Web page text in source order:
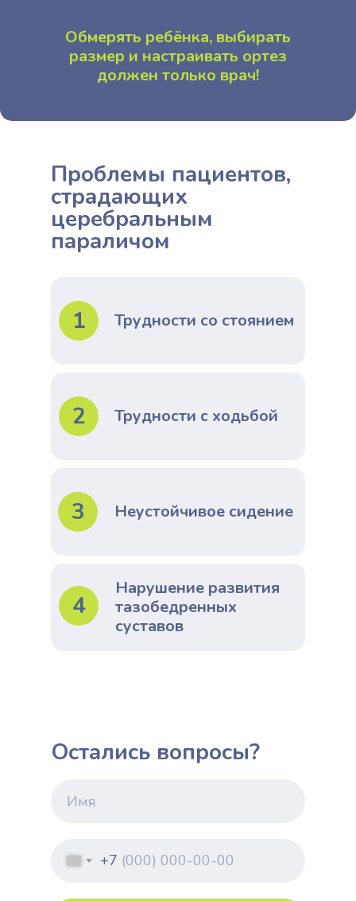
Обмерять ребёнка, выбирать
размер и настраивать ортез
должен только врач!
Проблемы пациентов,
страдающих
церебральным
параличом
Трудности со стоянием
1
Трудности с ходьбой
2
Неустойчивое сидение
3
Нарушение развития
тазобедренных
суставов
4
Остались вопросы?
+7